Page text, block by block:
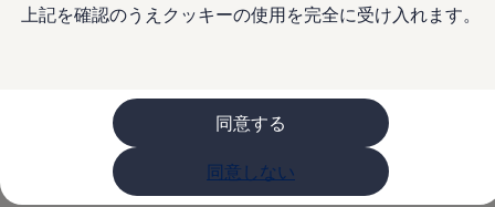
上記を確認のうえクッキーの使用を完全に受け入れます。
同意する
同意しない
レビュー動画
オファー
Golf お乗り換えを10万円補助
Tiguan 購入後、5年間の安心サポートが無償
Golf Variant お乗り換えを10万円補助
Volkswagenアンバサダープログラム
下記の「規約」を必ずお読みいただき、同意
いただけましたら「規約に同意して申込む」
ボタンをクリックしてお進みください。